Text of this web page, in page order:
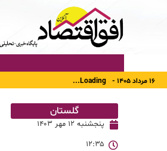
۱۶ مرداد ۱۴۰۵ - Loading...
گلستان
پنجشنبه ۱۲ مهر ۱۴۰۳
۱۲:۳۵